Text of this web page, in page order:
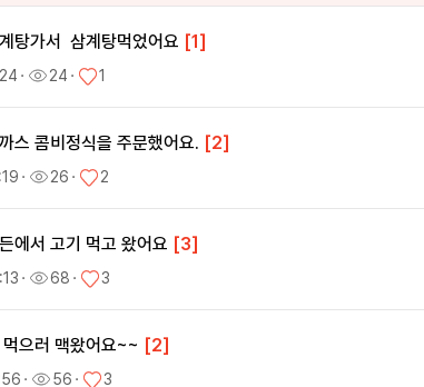
탕가서 삼계탕먹었어요 [1]
ㆍ 24ㆍ 1
스 콤비정식을 주문했어요. [2]
ㆍ 26ㆍ 2
에서 고기 먹고 왔어요 [3]
ㆍ 68ㆍ 3
먹으러 맥왔어요~~ [2]
ㆍ 56ㆍ 3